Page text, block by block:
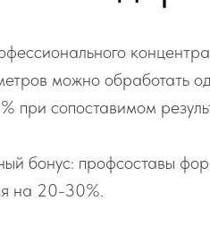
можно обработать
при сопоставимом
бонус: профсоставы
на 20-30%.